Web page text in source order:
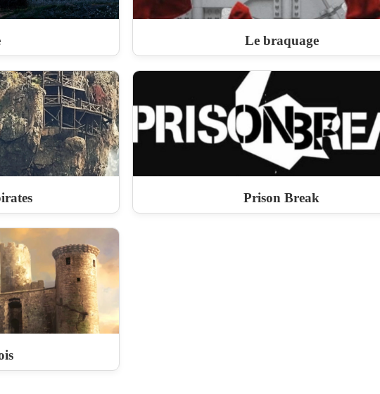
Le braquage
Prison Break